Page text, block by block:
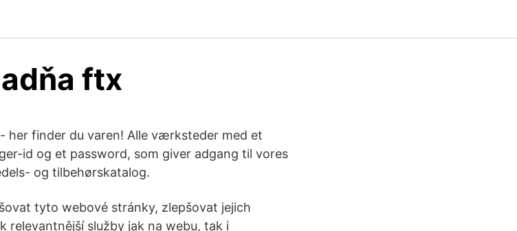
ftx
her finder du varen! Alle værksteder med et
id og et password, som giver adgang til vores
og tilbehørskatalog.
tyto webové stránky, zlepšovat jejich
služby jak na webu, tak i